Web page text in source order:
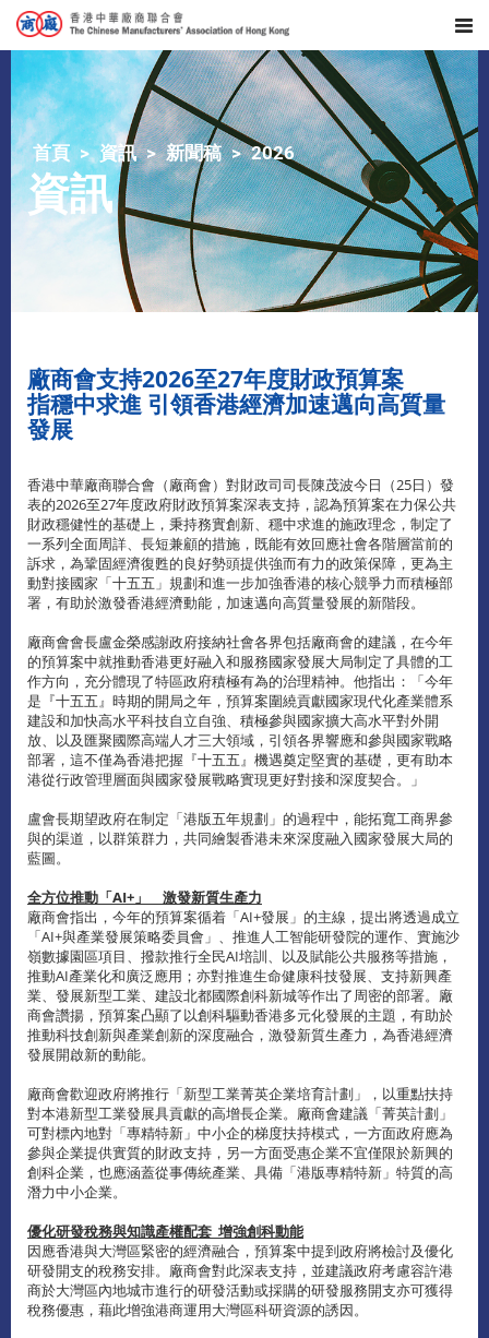
首頁 資訊 新聞稿 2026
資訊
廠商會支持2026至27年度財政預算案
指穩中求進 引領香港經濟加速邁向高質量
發展
香港中華廠商聯合會（廠商會）對財政司司長陳茂波今日（25日）發
表的2026至27年度政府財政預算案深表支持，認為預算案在力保公共
財政穩健性的基礎上，秉持務實創新、穩中求進的施政理念，制定了
一系列全面周詳、長短兼顧的措施，既能有效回應社會各階層當前的
訴求，為鞏固經濟復甦的良好勢頭提供強而有力的政策保障，更為主
動對接國家「十五五」規劃和進一步加強香港的核心競爭力而積極部
署，有助於激發香港經濟動能，加速邁向高質量發展的新階段。
廠商會會長盧金榮感謝政府接納社會各界包括廠商會的建議，在今年
的預算案中就推動香港更好融入和服務國家發展大局制定了具體的工
作方向，充分體現了特區政府積極有為的治理精神。他指出：「今年
是『十五五』時期的開局之年，預算案圍繞貢獻國家現代化產業體系
建設和加快高水平科技自立自強、積極參與國家擴大高水平對外開
放、以及匯聚國際高端人才三大領域，引領各界響應和參與國家戰略
部署，這不僅為香港把握『十五五』機遇奠定堅實的基礎，更有助本
港從行政管理層面與國家發展戰略實現更好對接和深度契合。」
盧會長期望政府在制定「港版五年規劃」的過程中，能拓寬工商界參
與的渠道，以群策群力，共同繪製香港未來深度融入國家發展大局的
藍圖。
全方位推動「AI+」 激發新質生產力
廠商會指出，今年的預算案循着「AI+發展」的主線，提出將透過成立
「AI+與產業發展策略委員會」、推進人工智能研發院的運作、實施沙
嶺數據園區項目、撥款推行全民AI培訓、以及賦能公共服務等措施，
推動AI產業化和廣泛應用；亦對推進生命健康科技發展、支持新興產
業、發展新型工業、建設北都國際創科新城等作出了周密的部署。廠
商會讚揚，預算案凸顯了以創科驅動香港多元化發展的主題，有助於
推動科技創新與產業創新的深度融合，激發新質生產力，為香港經濟
發展開啟新的動能。
廠商會歡迎政府將推行「新型工業菁英企業培育計劃」，以重點扶持
對本港新型工業發展具貢獻的高增長企業。廠商會建議「菁英計劃」
可對標內地對「專精特新」中小企的梯度扶持模式，一方面政府應為
參與企業提供實質的財政支持，另一方面受惠企業不宜僅限於新興的
創科企業，也應涵蓋從事傳統產業、具備「港版專精特新」特質的高
潛力中小企業。
優化研發稅務與知識產權配套 增強創科動能
因應香港與大灣區緊密的經濟融合，預算案中提到政府將檢討及優化
研發開支的稅務安排。廠商會對此深表支持，並建議政府考慮容許港
商於大灣區內地城市進行的研發活動或採購的研發服務開支亦可獲得
稅務優惠，藉此增強港商運用大灣區科研資源的誘因。